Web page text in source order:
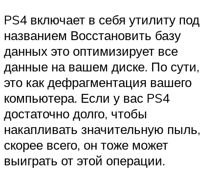
PS4 включает в себя утилиту под
названием Восстановить базу
данных это оптимизирует все
данные на вашем диске. По сути,
это как дефрагментация вашего
компьютера. Если у вас PS4
достаточно долго, чтобы
накапливать значительную пыль,
скорее всего, он тоже может
выиграть от этой операции.